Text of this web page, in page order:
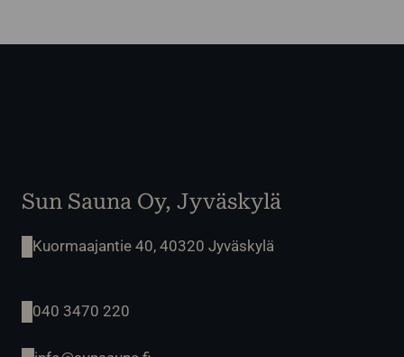
Sun Sauna Oy, Jyväskylä
Kuormaajantie 40, 40320 Jyväskylä
040 3470 220